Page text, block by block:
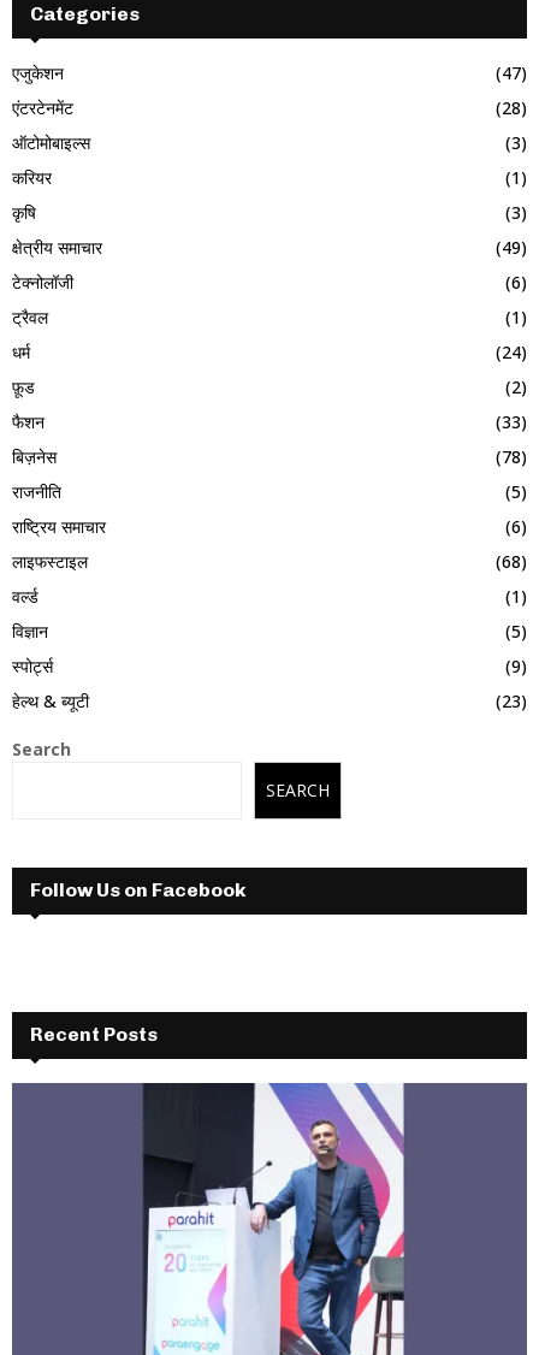
Categories
एजुकेशन
(47)
एंटरटेनमेंट
(28)
ऑटोमोबाइल्स
(3)
करियर
(1)
कृषि
(3)
क्षेत्रीय समाचार
(49)
टेक्नोलॉजी
(6)
ट्रैवल
(1)
धर्म
(24)
फ़ूड
(2)
फैशन
(33)
बिज़नेस
(78)
राजनीति
(5)
राष्ट्रिय समाचार
(6)
लाइफस्टाइल
(68)
वर्ल्ड
(1)
विज्ञान
(5)
स्पोर्ट्स
(9)
हेल्थ & ब्यूटी
(23)
Search
SEARCH
Follow Us on Facebook
Recent Posts